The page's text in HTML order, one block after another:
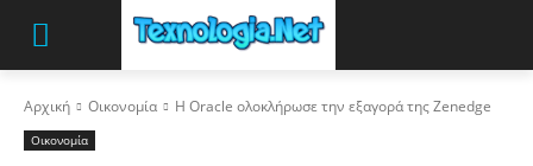
Αρχική Οικονομία Η Oracle ολοκλήρωσε την εξαγορά της Zenedge
Οικονομία